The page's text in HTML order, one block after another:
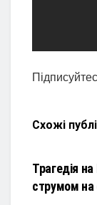
Схожі
Трагедія
струмом на